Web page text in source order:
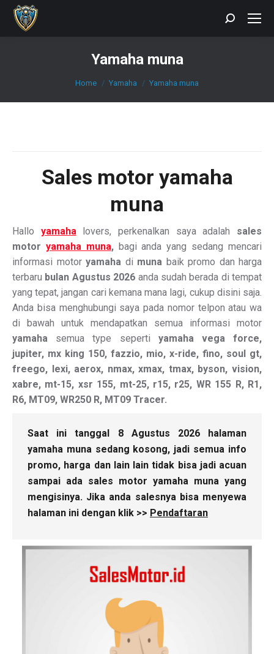
Search:
Yamaha muna
You are here:
Home Yamaha Yamaha muna
Sales motor yamaha
muna
Hallo yamahalovers, perkenalkan saya adalah sales
motor yamaha muna, bagi anda yang sedang mencari
informasi motor yamaha di muna baik promo dan harga
terbaru bulan Agustus 2026 anda sudah berada di tempat
yang tepat, jangan cari kemana mana lagi, cukup disini saja.
Anda bisa menghubungi saya pada nomor telpon atau wa
di bawah untuk mendapatkan semua informasi motor
yamaha semua type seperti yamaha vega force,
jupiter, mx king 150, fazzio, mio, x-ride, fino, soul gt,
freego, lexi, aerox, nmax, xmax, tmax, byson, vision,
xabre, mt-15, xsr 155, mt-25, r15, r25, WR 155 R, R1,
R6, MT09, WR250 R, MT09 Tracer.
Saat ini tanggal 8 Agustus 2026 halaman
yamaha muna sedang kosong, jadi semua info
promo, harga dan lain lain tidak bisa jadi acuan
sampai ada sales motor yamaha muna yang
mengisinya. Jika anda salesnya bisa menyewa
halaman ini dengan klik >> Pendaftaran